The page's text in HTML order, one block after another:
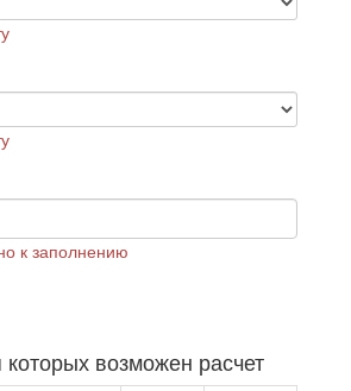
к заполнению
возможен расчет